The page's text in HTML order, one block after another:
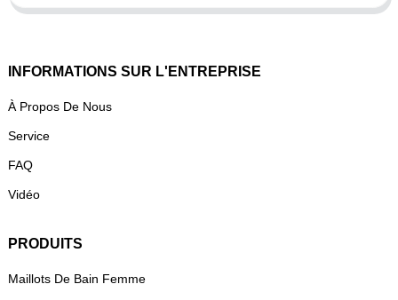
INFORMATIONS SUR L'ENTREPRISE
À Propos De Nous
Service
FAQ
Vidéo
PRODUITS
Maillots De Bain Femme